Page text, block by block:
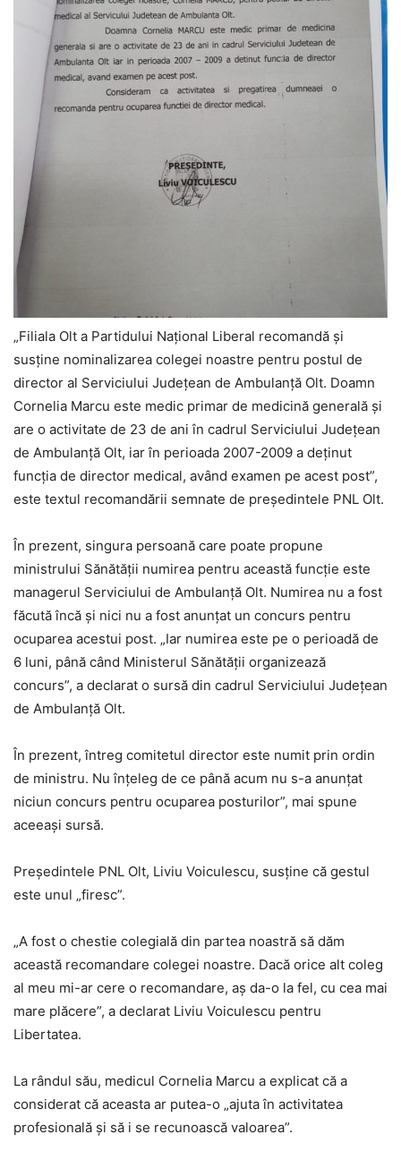
„Filiala Olt a Partidului Național Liberal recomandă și
susține nominalizarea colegei noastre pentru postul de
director al Serviciului Județean de Ambulanță Olt. Doamn
Cornelia Marcu este medic primar de medicină generală și
are o activitate de 23 de ani în cadrul Serviciului Județean
de Ambulanță Olt, iar în perioada 2007-2009 a deținut
funcția de director medical, având examen pe acest post”,
este textul recomandării semnate de președintele PNL Olt.
În prezent, singura persoană care poate propune
ministrului Sănătății numirea pentru această funcție este
managerul Serviciului de Ambulanță Olt. Numirea nu a fost
făcută încă și nici nu a fost anunțat un concurs pentru
ocuparea acestui post. „Iar numirea este pe o perioadă de
6 luni, până când Ministerul Sănătății organizează
concurs”, a declarat o sursă din cadrul Serviciului Județean
de Ambulanță Olt.
În prezent, întreg comitetul director este numit prin ordin
de ministru. Nu înțeleg de ce până acum nu s-a anunțat
niciun concurs pentru ocuparea posturilor”, mai spune
aceeaşi sursă.
Președintele PNL Olt, Liviu Voiculescu, susține că gestul
este unul „firesc”.
„A fost o chestie colegială din partea noastră să dăm
această recomandare colegei noastre. Dacă orice alt coleg
al meu mi-ar cere o recomandare, aș da-o la fel, cu cea mai
mare plăcere”, a declarat Liviu Voiculescu pentru
Libertatea.
La rândul său, medicul Cornelia Marcu a explicat că a
considerat că aceasta ar putea-o „ajuta în activitatea
profesională și să i se recunoască valoarea”.